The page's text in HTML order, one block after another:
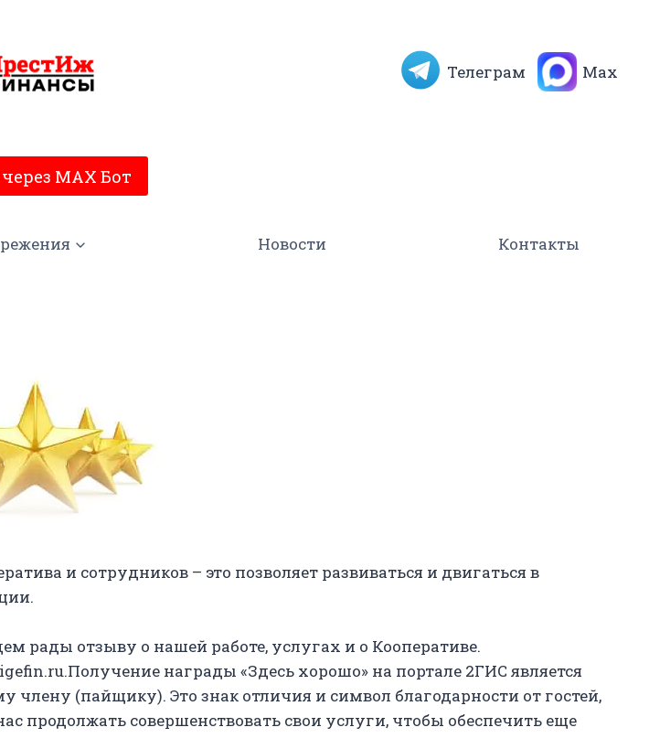
Телеграм Max
MAX Бот
Новости
Контакты
и сотрудников – это позволяет развиваться и двигаться в
рады отзыву о нашей работе, услугах и о Кооперативе.
награды «Здесь хорошо» на портале 2ГИС является
(пайщику). Это знак отличия и символ благодарности от гостей,
продолжать совершенствовать свои услуги, чтобы обеспечить еще